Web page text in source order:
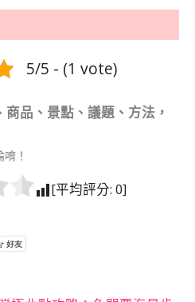
5/5 - (1 vote)
品、景點、議題、方法，
！
[平均評分: 0]